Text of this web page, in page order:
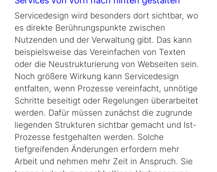
Servicedesign wird besonders dort sichtbar, wo
es direkte Berührungspunkte zwischen
Nutzenden und der Verwaltung gibt. Das kann
beispielsweise das Vereinfachen von Texten
oder die Neustrukturierung von Webseiten sein.
Noch größere Wirkung kann Servicedesign
entfalten, wenn Prozesse vereinfacht, unnötige
Schritte beseitigt oder Regelungen überarbeitet
werden. Dafür müssen zunächst die zugrunde
liegenden Strukturen sichtbar gemacht und Ist-
Prozesse festgehalten werden. Solche
tiefgreifenden Änderungen erfordern mehr
Arbeit und nehmen mehr Zeit in Anspruch. Sie